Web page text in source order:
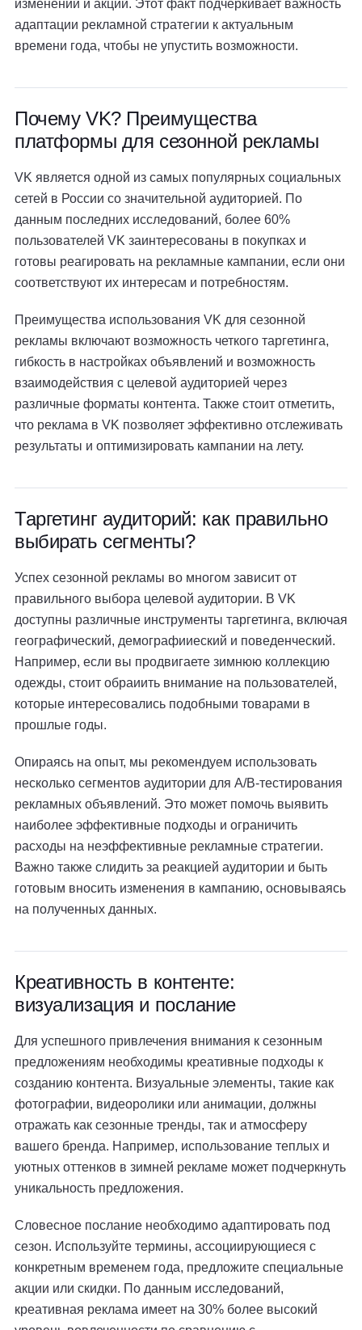
изменений и акций. Этот факт подчеркивает важность
адаптации рекламной стратегии к актуальным
времени года, чтобы не упустить возможности.
Почему VK? Преимущества
платформы для сезонной рекламы
VK является одной из самых популярных социальных
сетей в России со значительной аудиторией. По
данным последних исследований, более 60%
пользователей VK заинтересованы в покупках и
готовы реагировать на рекламные кампании, если они
соответствуют их интересам и потребностям.
Преимущества использования VK для сезонной
рекламы включают возможность четкого таргетинга,
гибкость в настройках объявлений и возможность
взаимодействия с целевой аудиторией через
различные форматы контента. Также стоит отметить,
что реклама в VK позволяет эффективно отслеживать
результаты и оптимизировать кампании на лету.
Таргетинг аудиторий: как правильно
выбирать сегменты?
Успех сезонной рекламы во многом зависит от
правильного выбора целевой аудитории. В VK
доступны различные инструменты таргетинга, включая
географический, демографииеский и поведенческий.
Например, если вы продвигаете зимнюю коллекцию
одежды, стоит обраиить внимание на пользователей,
которые интересовались подобными товарами в
прошлые годы.
Опираясь на опыт, мы рекомендуем использовать
несколько сегментов аудитории для A/B-тестирования
рекламных объявлений. Это может помочь выявить
наиболее эффективные подходы и ограничить
расходы на неэффективные рекламные стратегии.
Важно также слидить за реакцией аудитории и быть
готовым вносить изменения в кампанию, основываясь
на полученных данных.
Креативность в контенте:
визуализация и послание
Для успешного привлечения внимания к сезонным
предложениям необходимы креативные подходы к
созданию контента. Визуальные элементы, такие как
фотографии, видеоролики или анимации, должны
отражать как сезонные тренды, так и атмосферу
вашего бренда. Например, использование теплых и
уютных оттенков в зимней рекламе может подчеркнуть
уникальность предложения.
Словесное послание необходимо адаптировать под
сезон. Используйте термины, ассоциирующиеся с
конкретным временем года, предложите специальные
акции или скидки. По данным исследований,
креативная реклама имеет на 30% более высокий